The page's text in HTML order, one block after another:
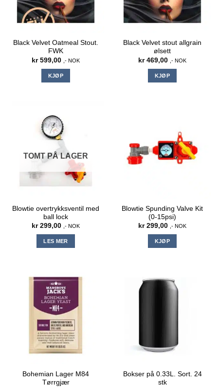
Black Velvet Oatmeal Stout.
FWK
kr599,00 ,- NOK
KJØP
Black Velvet stout allgrain
ølsett
kr469,00 ,- NOK
KJØP
TOMT PÅ LAGER
Blowtie overtrykksventil med
ball lock
kr299,00 ,- NOK
LES MER
Blowtie Spunding Valve Kit
(0-15psi)
kr299,00 ,- NOK
KJØP
Bohemian Lager M84
Tørrgjær
Bokser på 0.33L. Sort. 24
stk